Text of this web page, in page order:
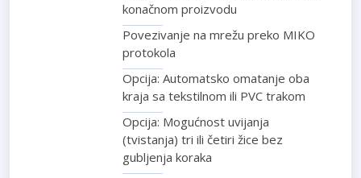
konačnom proizvodu
Povezivanje na mrežu preko MIKO
protokola
Opcija: Automatsko omatanje oba
kraja sa tekstilnom ili PVC trakom
Opcija: Mogućnost uvijanja
(tvistanja) tri ili četiri žice bez
gubljenja koraka